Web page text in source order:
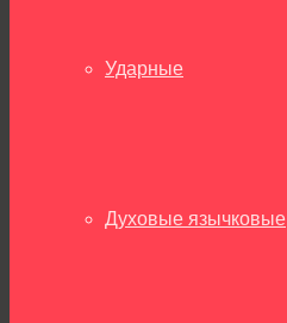
Ударные
Духовые язычковые